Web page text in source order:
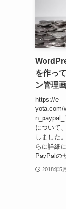
を作っ
ン管理
https://e-
yota.com/
について
しました
らに詳細
PayPalの
2018年5